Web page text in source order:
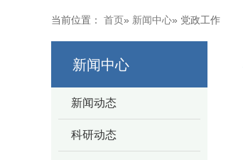
当前位置： 首页» 新闻中心» 党政工作
新闻中心
新闻动态
科研动态